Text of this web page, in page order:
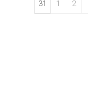
31 1 2